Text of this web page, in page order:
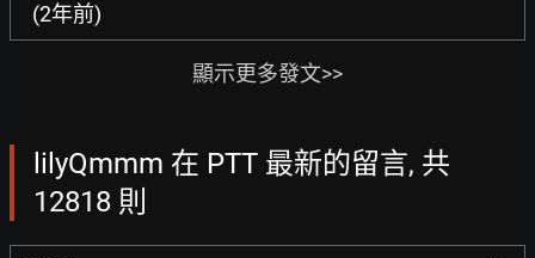
(2年前)
顯示更多發文>>
lilyQmmm 在 PTT 最新的留言, 共
12818 則